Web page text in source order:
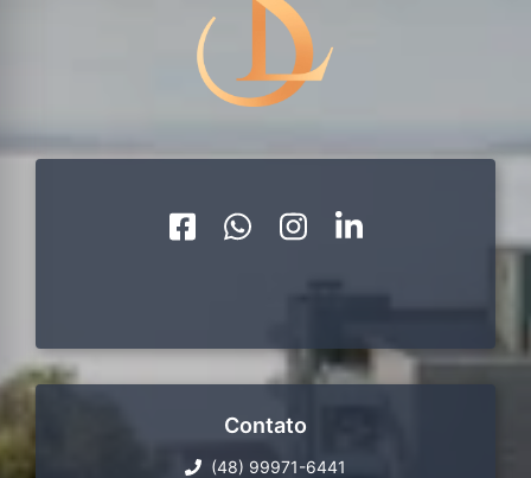
Contato
(48) 99971-6441